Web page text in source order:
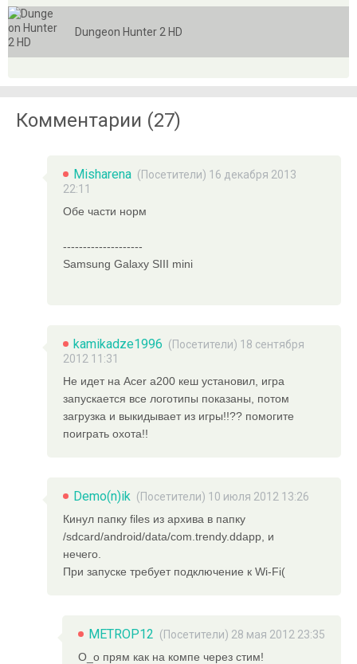
Dungeon Hunter 2 HD
Комментарии (27)
Misharena (Посетители) 16 декабря 2013
22:11
Обе части норм
--------------------
Samsung Galaxy SIII mini
kamikadze1996 (Посетители) 18 сентября
2012 11:31
Не идет на Acer a200 кеш установил, игра
запускается все логотипы показаны, потом
загрузка и выкидывает из игры!!?? помогите
поиграть охота!!
Demo(n)ik (Посетители) 10 июля 2012 13:26
Кинул папку files из архива в папку
/sdcard/android/data/com.trendy.ddapp, и
нечего.
При запуске требует подключение к Wi-Fi(
METROP12 (Посетители) 28 мая 2012 23:35
O_o прям как на компе через стим!